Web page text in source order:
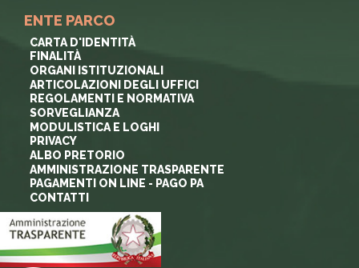
ENTE PARCO
CARTA D'IDENTITÀ
FINALITÀ
ORGANI ISTITUZIONALI
ARTICOLAZIONI DEGLI UFFICI
REGOLAMENTI E NORMATIVA
SORVEGLIANZA
MODULISTICA E LOGHI
PRIVACY
ALBO PRETORIO
AMMINISTRAZIONE TRASPARENTE
PAGAMENTI ON LINE - PAGO PA
CONTATTI